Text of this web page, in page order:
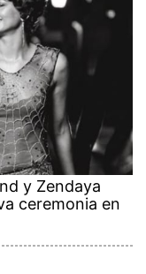
y Zendaya
ceremonia en